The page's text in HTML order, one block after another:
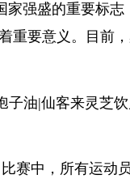
强盛的重要标志
重要意义 。 目前
赛中，所有运动